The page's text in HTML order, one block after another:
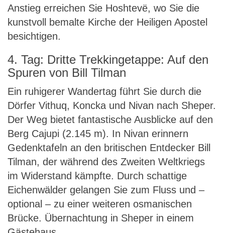
Anstieg erreichen Sie Hoshtevë, wo Sie die
kunstvoll bemalte Kirche der Heiligen Apostel
besichtigen.
4. Tag: Dritte Trekkingetappe: Auf den
Spuren von Bill Tilman
Ein ruhigerer Wandertag führt Sie durch die
Dörfer Vithuq, Koncka und Nivan nach Sheper.
Der Weg bietet fantastische Ausblicke auf den
Berg Cajupi (2.145 m). In Nivan erinnern
Gedenktafeln an den britischen Entdecker Bill
Tilman, der während des Zweiten Weltkriegs
im Widerstand kämpfte. Durch schattige
Eichenwälder gelangen Sie zum Fluss und –
optional – zu einer weiteren osmanischen
Brücke. Übernachtung in Sheper in einem